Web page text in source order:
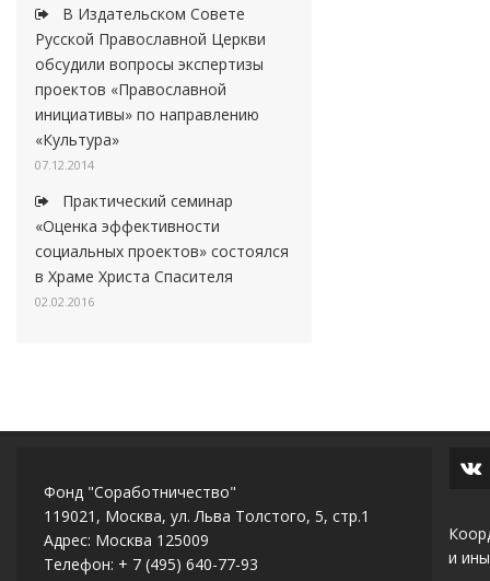
В Издательском Совете
Русской Православной Церкви
обсудили вопросы экспертизы
проектов «Православной
инициативы» по направлению
«Культура»
07.12.2014
Практический семинар
«Оценка эффективности
социальных проектов» состоялся
в Храме Христа Спасителя
02.02.2016
Фонд "Соработничество"
119021, Москва, ул. Льва Толстого, 5, стр.1
Адрес: Москва 125009
Телефон: + 7 (495) 640-77-93
и